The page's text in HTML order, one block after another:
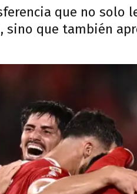
que no solo
que también